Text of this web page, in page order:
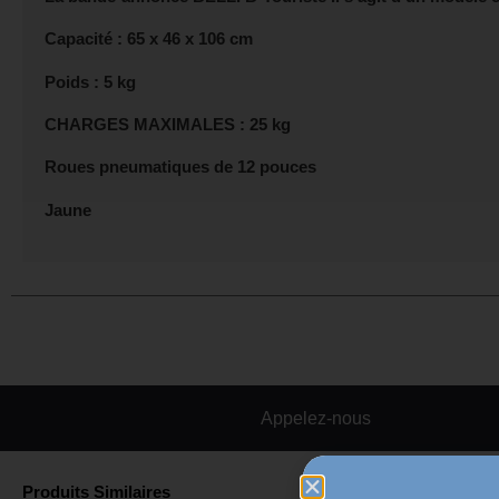
Capacité : 65 x 46 x 106 cm
Poids : 5 kg
CHARGES MAXIMALES : 25 kg
Roues pneumatiques de 12 pouces
Jaune
Appelez-nous
Produits Similaires